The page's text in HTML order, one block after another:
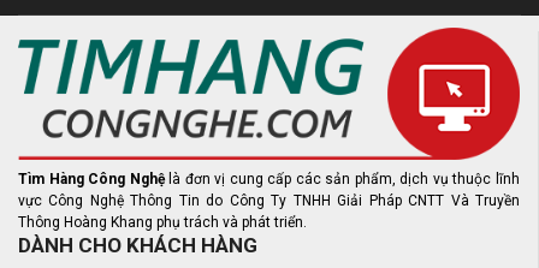
Tìm Hàng Công Nghệ là đơn vị cung cấp các sản phẩm, dịch vụ thuộc lĩnh
vực Công Nghệ Thông Tin do Công Ty TNHH Giải Pháp CNTT Và Truyền
Thông Hoàng Khang phụ trách và phát triển.
DÀNH CHO KHÁCH HÀNG